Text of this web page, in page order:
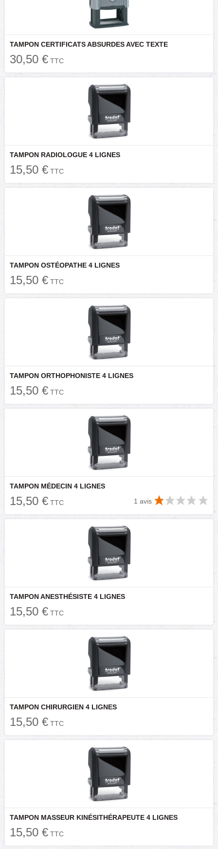
TAMPON CERTIFICATS ABSURDES AVEC TEXTE
30,50 € TTC
TAMPON RADIOLOGUE 4 LIGNES
15,50 € TTC
TAMPON OSTÉOPATHE 4 LIGNES
15,50 € TTC
TAMPON ORTHOPHONISTE 4 LIGNES
15,50 € TTC
TAMPON MÉDECIN 4 LIGNES
15,50 € TTC 1 avis
TAMPON ANESTHÉSISTE 4 LIGNES
15,50 € TTC
TAMPON CHIRURGIEN 4 LIGNES
15,50 € TTC
TAMPON MASSEUR KINÉSITHÉRAPEUTE 4 LIGNES
15,50 € TTC